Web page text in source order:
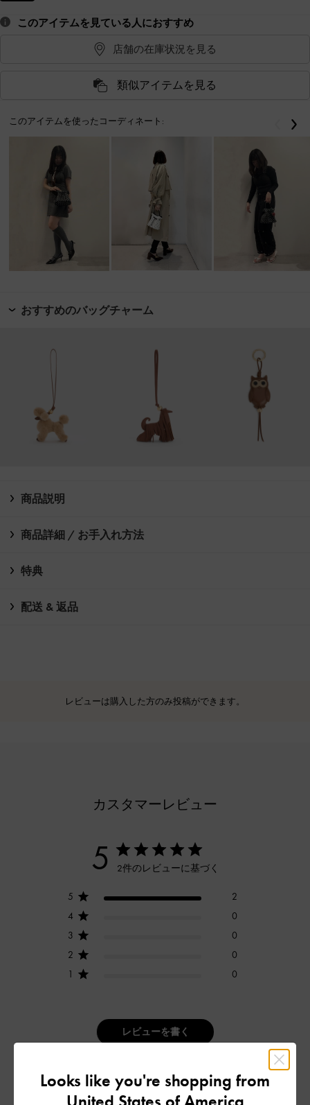
このアイテムを見ている人におすすめ
店舗の在庫状況を見る
類似アイテムを見る
このアイテムを使ったコーディネート: 戻る
おすすめのバッグチャーム
商品説明
商品詳細 / お手入れ方法
特典
配送 & 返品
レビューは購入した方のみ投稿ができます。
カスタマーレビュー
5 2件のレビューに基づく
5
2
4
0
3
0
2
0
1
0
レビューを書く
デザイン
Looks like you're shopping from